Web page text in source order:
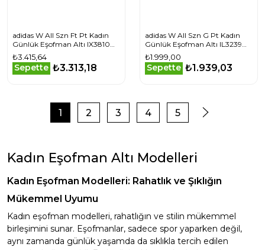
adidas W All Szn Ft Pt Kadın
Günlük Eşofman Altı IX3810
Siyah
₺3.415,64
Sepette ₺3.313,18
adidas W All Szn G Pt Kadın
Günlük Eşofman Altı IL3239
Pembe
₺1.999,00
Sepette ₺1.939,03
1 2 3 4 5
Kadın Eşofman Altı Modelleri
Kadın Eşofman Modelleri: Rahatlık ve Şıklığın
Mükemmel Uyumu
Kadın eşofman modelleri, rahatlığın ve stilin mükemmel
birleşimini sunar. Eşofmanlar, sadece spor yaparken değil,
aynı zamanda günlük yaşamda da sıklıkla tercih edilen